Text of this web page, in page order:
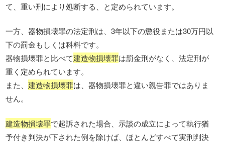
て、重い刑により処断する、と定められています。
一方、器物損壊罪の法定刑は、3年以下の懲役または30万円以
下の罰金もしくは科料です。
器物損壊罪と比べて建造物損壊罪は罰金刑がなく、法定刑が
重く定められています。
また、建造物損壊罪は、器物損壊罪と違い親告罪ではありま
せん。
建造物損壊罪で起訴された場合、示談の成立によって執行猶
予付き判決が下された例を除けば、ほとんどすべて実刑判決